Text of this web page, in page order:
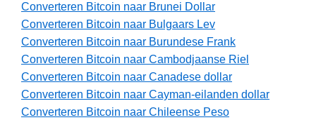
Converteren Bitcoin naar Brunei Dollar
Converteren Bitcoin naar Bulgaars Lev
Converteren Bitcoin naar Burundese Frank
Converteren Bitcoin naar Cambodjaanse Riel
Converteren Bitcoin naar Canadese dollar
Converteren Bitcoin naar Cayman-eilanden dollar
Converteren Bitcoin naar Chileense Peso